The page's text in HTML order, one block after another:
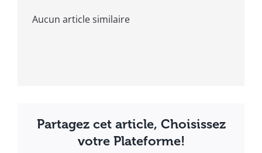
Aucun article similaire
Partagez cet article, Choisissez
votre Plateforme!